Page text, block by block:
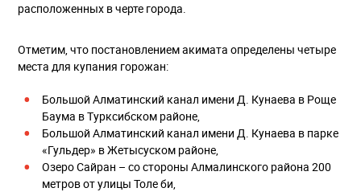
расположенных в черте города.
Отметим, что постановлением акимата определены четыре
места для купания горожан:
Большой Алматинский канал имени Д. Кунаева в Роще
Баума в Турксибском районе,
Большой Алматинский канал имени Д. Кунаева в парке
«Гульдер» в Жетысуском районе,
Озеро Сайран – со стороны Алмалинского района 200
метров от улицы Толе би,